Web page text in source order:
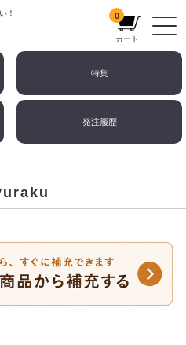
！ 0
カート
特集
発注履歴